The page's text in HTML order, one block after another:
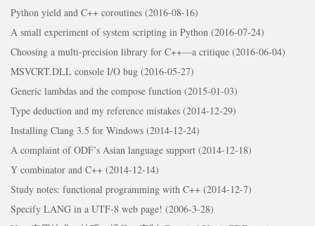
Python yield and C++ coroutines (2016-08-16)
A small experiment of system scripting in Python (2016-07-24)
Choosing a multi-precision library for C++—a critique (2016-06-04)
MSVCRT.DLL console I/O bug (2016-05-27)
Generic lambdas and the compose function (2015-01-03)
Type deduction and my reference mistakes (2014-12-29)
Installing Clang 3.5 for Windows (2014-12-24)
A complaint of ODF’s Asian language support (2014-12-18)
Y combinator and C++ (2014-12-14)
Study notes: functional programming with C++ (2014-12-7)
Specify LANG in a UTF-8 web page! (2006-3-28)